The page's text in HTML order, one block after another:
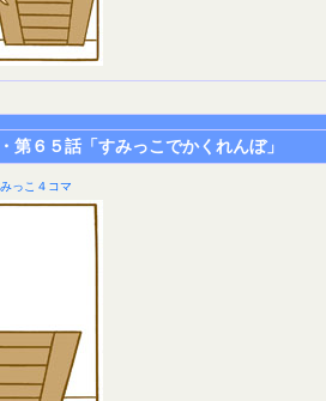
第６５話「すみっこでかくれんぼ」
っこ４コマ